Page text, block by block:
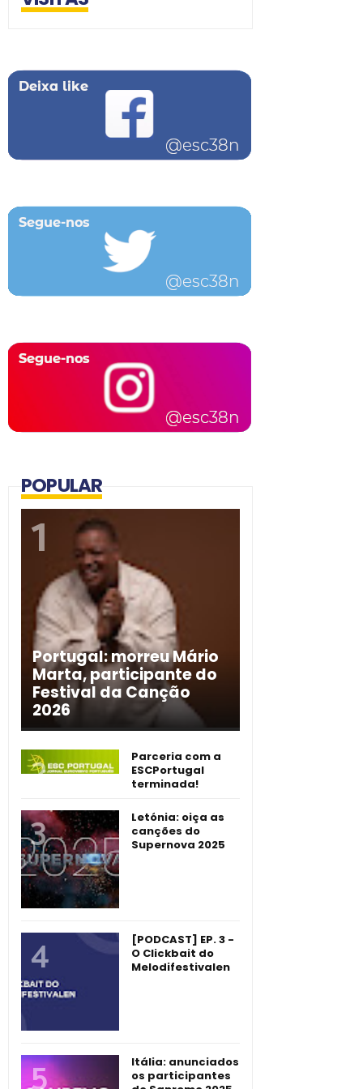
POPULAR
Portugal: morreu Mário
Marta, participante do
Festival da Canção
2026
Parceria com a
ESCPortugal
terminada!
Letónia: oiça as
canções do
Supernova 2025
[PODCAST] EP. 3 -
O Clickbait do
Melodifestivalen
Itália: anunciados
os participantes